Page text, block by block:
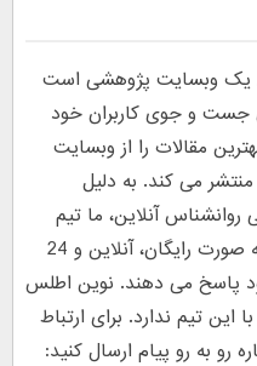
یک وبسایت پژوهشی است
جست و جوی کاربران خود
مقالات را از وبسایت
می کند. به دلیل
آنلاین، ما تیم
نوین بینش را معرفی می کنیم که به صورت رایگان، آنلاین و 24
پاسخ می دهند. نوین اطلس
تیم ندارد. برای ارتباط
رو به رو پیام ارسال کنید: